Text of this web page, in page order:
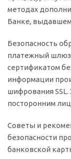
методах
Банке,
Безопасность
платежный шлюз
сертификатом
информации
шифрования
посторонним
Советы и
безопасности
банковской